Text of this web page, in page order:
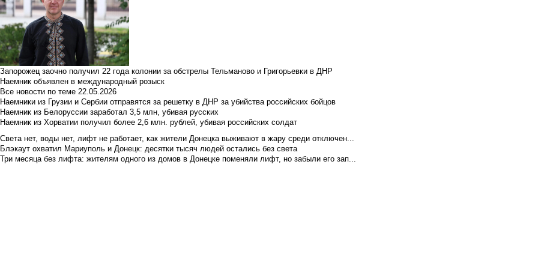
Запорожец заочно получил 22 года колонии за обстрелы Тельманово и Григорьевки в ДНР
Наемник объявлен в международный розыск
Все новости по теме 22.05.2026
Наемники из Грузии и Сербии отправятся за решетку в ДНР за убийства российских бойцов
Наемник из Белоруссии заработал 3,5 млн, убивая русских
Наемник из Хорватии получил более 2,6 млн. рублей, убивая российских солдат
Света нет, воды нет, лифт не работает, как жители Донецка выживают в жару среди отключен...
Блэкаут охватил Мариуполь и Донецк: десятки тысяч людей остались без света
Три месяца без лифта: жителям одного из домов в Донецке поменяли лифт, но забыли его зап...